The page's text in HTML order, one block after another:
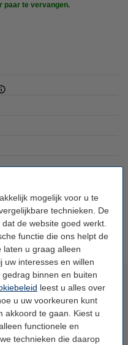
mogelijk voor u te
technieken. De
de website goed werkt.
functie die ons helpt de
laten u graag alleen
uw interesses en willen
binnen en buiten
leest u alles over
u uw voorkeuren kunt
akkoord te gaan. Kiest u
functionele en
technieken die daarop
paar te vervangen.